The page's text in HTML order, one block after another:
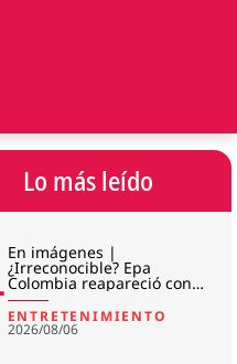
Lo más leído
En imágenes |
¿Irreconocible? Epa
Colombia reapareció con
sorpresivo cambio físico en
prisión
ENTRETENIMIENTO
2026/08/06